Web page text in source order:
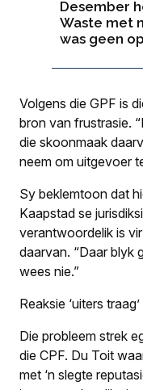
Desember
Waste met
was geen
Volgens die GPF is
bron van frustrasie.
die skoonmaak
neem om uitgevoer
Sy beklemtoon dat
Kaapstad se
verantwoordelik is
daarvan. “Daar blyk
wees nie.”
Reaksie ‘uiters traag’
Die probleem strek
die CPF. Du Toit
met ‘n slegte